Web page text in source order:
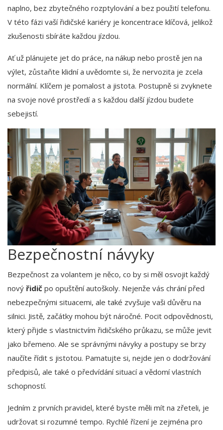
naplno, bez zbytečného rozptylování a bez použití telefonu.
V této fázi vaší řidičské kariéry je koncentrace klíčová, jelikož
zkušenosti sbíráte každou jízdou.
Ať už plánujete jet do práce, na nákup nebo prostě jen na
výlet, zůstaňte klidní a uvědomte si, že nervozita je zcela
normální. Klíčem je pomalost a jistota. Postupně si zvyknete
na svoje nové prostředí a s každou další jízdou budete
sebejistí.
Bezpečnostní návyky
Bezpečnost za volantem je něco, co by si měl osvojit každý
nový řidič po opuštění autoškoly. Nejenže vás chrání před
nebezpečnými situacemi, ale také zvyšuje vaši důvěru na
silnici. Jistě, začátky mohou být náročné. Pocit odpovědnosti,
který přijde s vlastnictvím řidičského průkazu, se může jevit
jako břemeno. Ale se správnými návyky a postupy se brzy
naučíte řídit s jistotou. Pamatujte si, nejde jen o dodržování
předpisů, ale také o předvídání situací a vědomí vlastních
schopností.
Jedním z prvních pravidel, které byste měli mít na zřeteli, je
udržovat si rozumné tempo. Rychlé řízení je zejména pro